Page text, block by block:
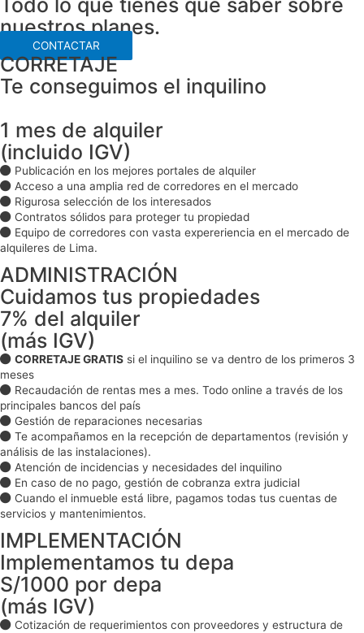
Todo lo que tienes que saber sobre
nuestros planes.
CONTACTAR
CORRETAJE
Te conseguimos el inquilino
1 mes de alquiler
(incluido IGV)
Publicación en los mejores portales de alquiler
Acceso a una amplia red de corredores en el mercado
Rigurosa selección de los interesados
Contratos sólidos para proteger tu propiedad
Equipo de corredores con vasta expereriencia en el mercado de
alquileres de Lima.
ADMINISTRACIÓN
Cuidamos tus propiedades
7% del alquiler
(más IGV)
CORRETAJE GRATIS si el inquilino se va dentro de los primeros 3
meses
Recaudación de rentas mes a mes. Todo online a través de los
principales bancos del país
Gestión de reparaciones necesarias
Te acompañamos en la recepción de departamentos (revisión y
análisis de las instalaciones).
Atención de incidencias y necesidades del inquilino
En caso de no pago, gestión de cobranza extra judicial
Cuando el inmueble está libre, pagamos todas tus cuentas de
servicios y mantenimientos.
IMPLEMENTACIÓN
Implementamos tu depa
S/1000 por depa
(más IGV)
Cotización de requerimientos con proveedores y estructura de